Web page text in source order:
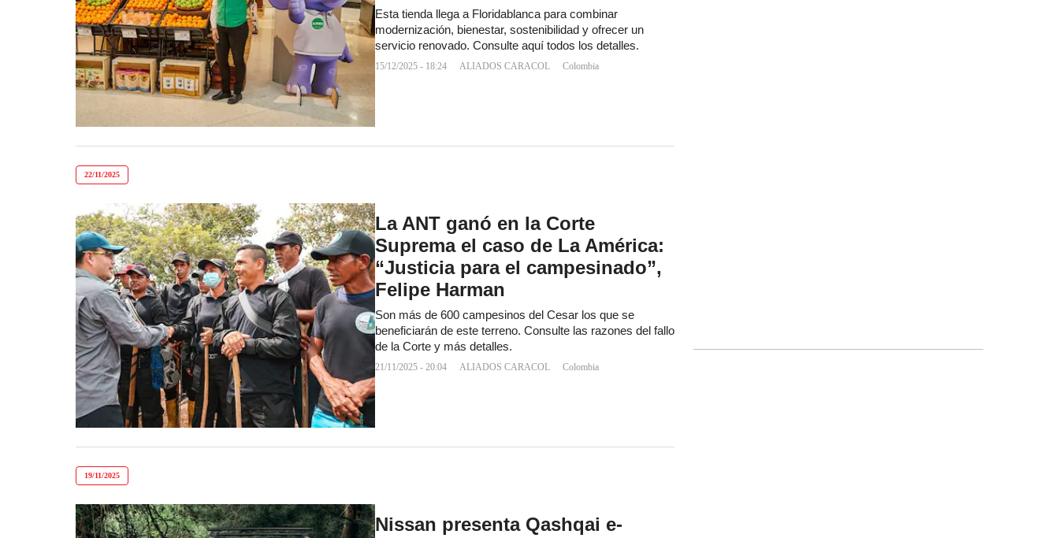
Esta tienda llega a Floridablanca para combinar
modernización, bienestar, sostenibilidad y ofrecer un
servicio renovado. Consulte aquí todos los detalles.
15/12/2025 - 18:24 ALIADOS CARACOL Colombia
22/11/2025
La ANT ganó en la Corte
Suprema el caso de La América:
“Justicia para el campesinado”,
Felipe Harman
Son más de 600 campesinos del Cesar los que se
beneficiarán de este terreno. Consulte las razones del fallo
de la Corte y más detalles.
21/11/2025 - 20:04 ALIADOS CARACOL Colombia
19/11/2025
Nissan presenta Qashqai e-